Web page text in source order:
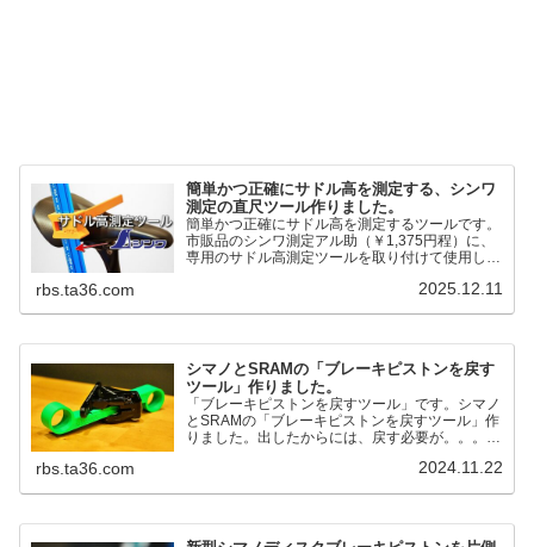
簡単かつ正確にサドル高を測定する、シンワ
測定の直尺ツール作りました。
簡単かつ正確にサドル高を測定するツールです。
市販品のシンワ測定アル助（￥1,375円程）に、
専用のサドル高測定ツールを取り付けて使用しま
るようになりました。シンワ測定(Shinwa
Sokutei)￥1,375Amazon.c...
rbs.ta36.com 2025.12.11
シマノとSRAMの「ブレーキピストンを戻す
ツール」作りました。
「ブレーキピストンを戻すツール」です。シマノ
とSRAMの「ブレーキピストンを戻すツール」作
りました。出したからには、戻す必要が。。。で
だと。。。▶「ブレーキピストンを戻すツール」
るのかというと、出ているピス...
rbs.ta36.com 2024.11.22